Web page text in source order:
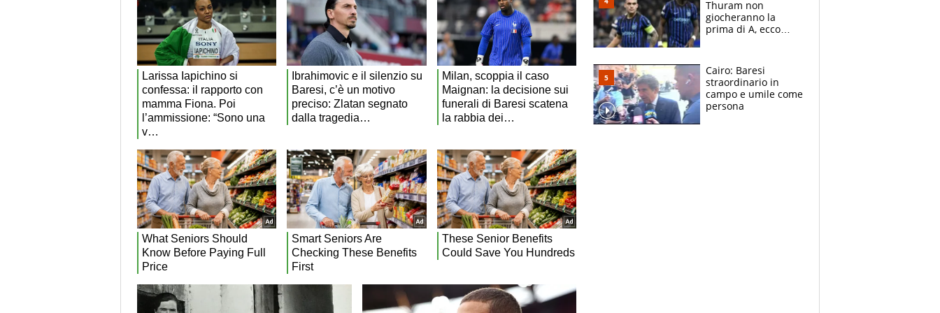
Thuram non
giocheranno la
prima di A, ecco
Esposito ma la
garanzia è Stankovic
Cairo: Baresi
straordinario in
campo e umile come
persona